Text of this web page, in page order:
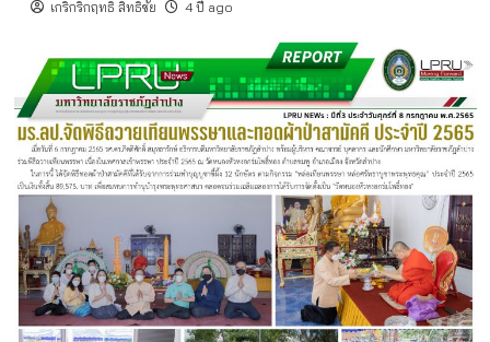
เกริกริกฤทธิ์ สิทธิชัย 4 ปี ago